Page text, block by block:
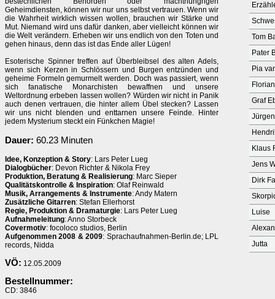
Geheimdiensten, können wir nur uns selbst vertrauen. Wenn wir
die Wahrheit wirklich wissen wollen, brauchen wir Stärke und
Mut. Niemand wird uns dafür danken, aber vielleicht können wir
die Welt verändern. Erheben wir uns endlich von den Toten und
gehen hinaus, denn das ist das Ende aller Lügen!
Esoterische Spinner treffen auf Überbleibsel des alten Adels,
wenn sich Kerzen in Schlössern und Burgen entzünden und
geheime Formeln gemurmelt werden. Doch was passiert, wenn
sich fanatische Monarchisten bewaffnen und unsere
Weltordnung erbeben lassen wollen? Würden wir nicht in Panik
auch denen vertrauen, die hinter allem Übel stecken? Lassen
wir uns nicht blenden und enttarnen unsere Feinde. Hinter
jedem Mysterium steckt ein Fünkchen Magie!
Dauer: 60.23 Minuten
Idee, Konzeption & Story: Lars Peter Lueg
Dialogbücher: Devon Richter & Nikola Frey
Produktion, Beratung & Realisierung: Marc Sieper
Qualitätskontrolle & Inspiration: Olaf Reinwald
Musik, Arrangements & Instrumente: Andy Matern
Zusätzliche Gitarren: Stefan Ellerhorst
Regie, Produktion & Dramaturgie: Lars Peter Lueg
Aufnahmeleitung: Anno Storbeck
Covermotiv: focoloco studios, Berlin
Aufgenommen 2008 & 2009: Sprachaufnahmen-Berlin.de; LPL
records, Nidda
VÖ: 12.05.2009
Bestellnummer:
CD: 3846
Tom
Pater
Pia
Graf
Klaus
Jens
Dirk
Luise
Jutta